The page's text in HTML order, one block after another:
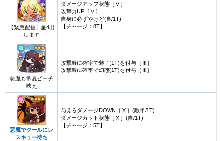
【緊急配信】星4出
します
ダメージアップ状態［Ⅴ］
攻撃力UP［Ⅴ］
自身に必ずやけど(自/1T)
【チャージ：8T】
悪魔も常夏ビーチ
映え
攻撃時に確率で魅了(1T)を付与［Ⅲ］
攻撃時に確率で幻惑(1T)を付与［Ⅲ］
悪魔でクールにレ
スキュー待ち
与えるダメージDOWN［Ⅹ］(敵単/1T)
ダメージカット状態［Ⅹ］(自/1T)
【チャージ：5T】